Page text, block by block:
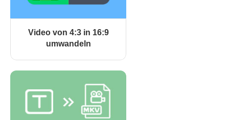
Video von 4:3 in 16:9
umwandeln